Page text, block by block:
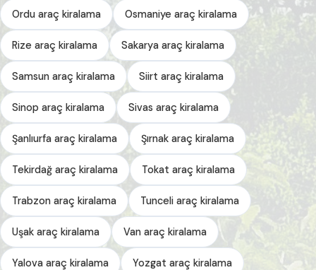
Ordu araç kiralama Osmaniye araç kiralama
Rize araç kiralama Sakarya araç kiralama
Samsun araç kiralama Siirt araç kiralama
Sinop araç kiralama Sivas araç kiralama
Şanlıurfa araç kiralama Şırnak araç kiralama
Tekirdağ araç kiralama Tokat araç kiralama
Trabzon araç kiralama Tunceli araç kiralama
Uşak araç kiralama Van araç kiralama
Yalova araç kiralama Yozgat araç kiralama